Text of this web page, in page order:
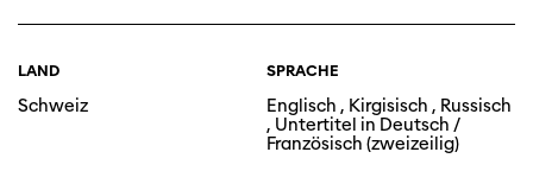
LAND
Schweiz
SPRACHE
Englisch , Kirgisisch , Russisch
, Untertitel in Deutsch /
Französisch (zweizeilig)